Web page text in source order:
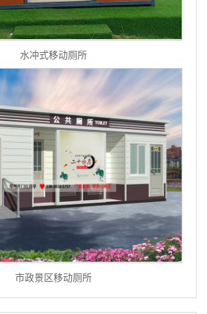
水冲式移动厕所
市政景区移动厕所